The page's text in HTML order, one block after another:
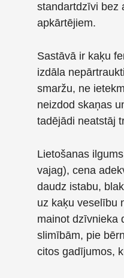
standartdzīvi bez
apkārtējiem.
Sastāvā ir kaķu
izdāla
smaržu, ne
neizdod skaņas
tadējādi neatstāj
Lietošanas
vajag), cena
daudz istabu,
uz kaķu veselību
mainot dzīvnieka
slimībām, pie
citos gadījumos,